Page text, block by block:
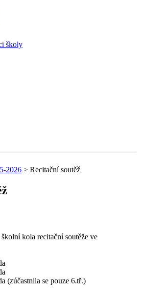
školy
2026 > Recitační soutěž
kola recitační soutěže ve
(zúčastnila se pouze 6.tř.)